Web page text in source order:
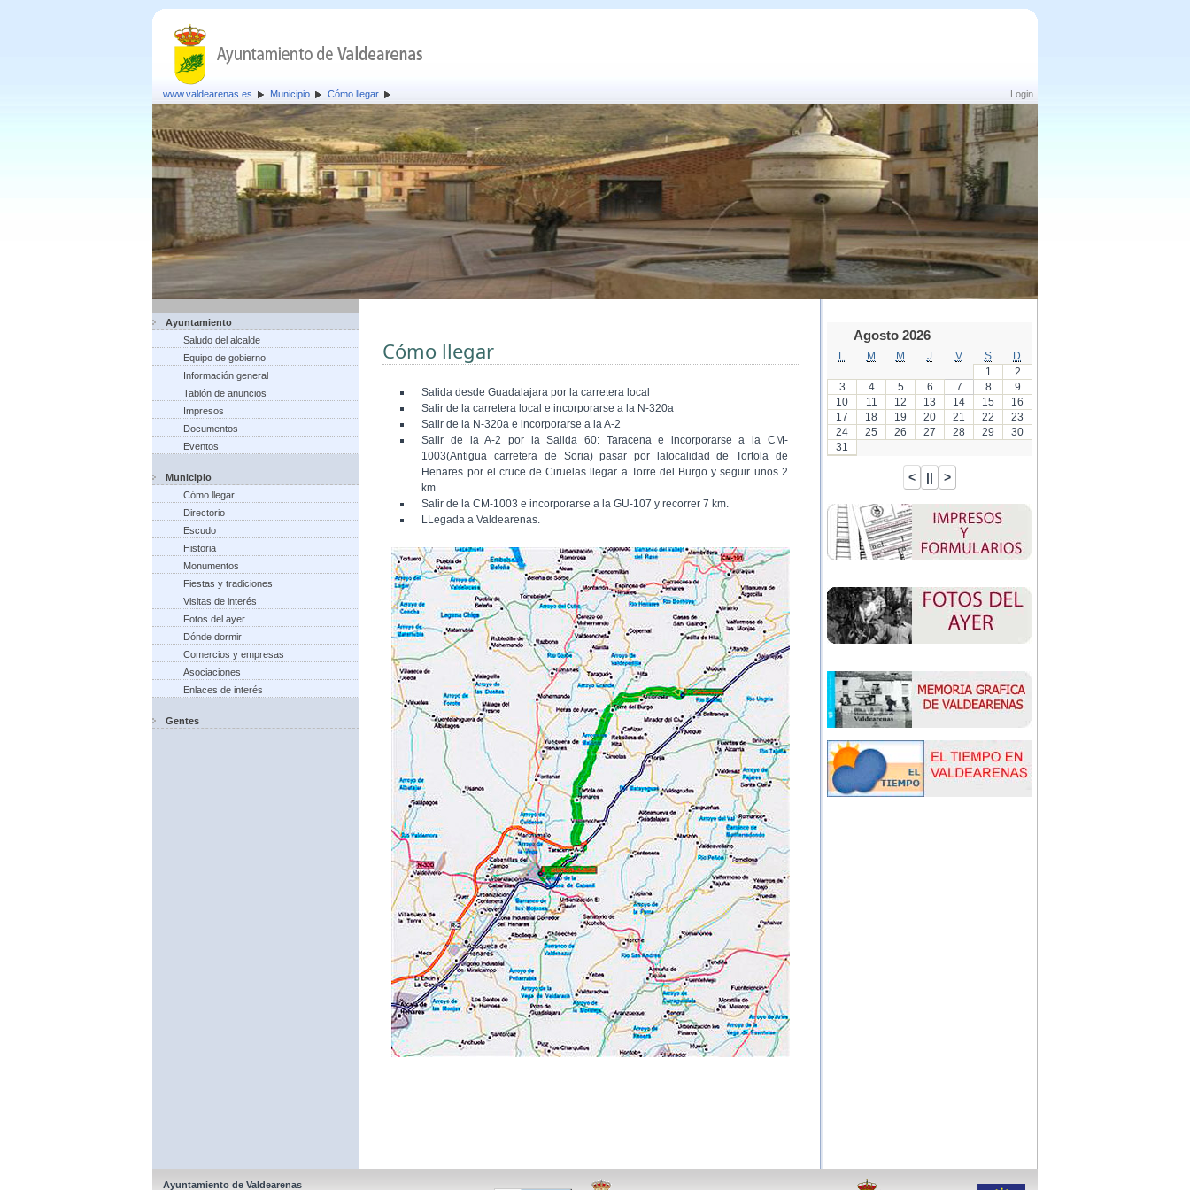
Login
www.valdearenas.es Municipio Cómo llegar
Ayuntamiento
Saludo del alcalde
Equipo de gobierno
Información general
Tablón de anuncios
Impresos
Documentos
Eventos
Municipio
Cómo llegar
Directorio
Escudo
Historia
Monumentos
Fiestas y tradiciones
Visitas de interés
Fotos del ayer
Dónde dormir
Comercios y empresas
Asociaciones
Enlaces de interés
Gentes
Cómo llegar
Salida desde Guadalajara por la carretera local
Salir de la carretera local e incorporarse a la N-320a
Salir de la N-320a e incorporarse a la A-2
Salir de la A-2 por la Salida 60: Taracena e incorporarse a la CM-
1003(Antigua carretera de Soria) pasar por lalocalidad de Tortola de
Henares por el cruce de Ciruelas llegar a Torre del Burgo y seguir unos 2
km.
Salir de la CM-1003 e incorporarse a la GU-107 y recorrer 7 km.
LLegada a Valdearenas.
Agosto 2026
M M J V S
D
1
2
3
4 5 6 7 8
9
10
11 12 13 14 15
16
17
18 19 20 21 22
23
24
25 26 27 28 29
30
31
Ayuntamiento de Valdearenas